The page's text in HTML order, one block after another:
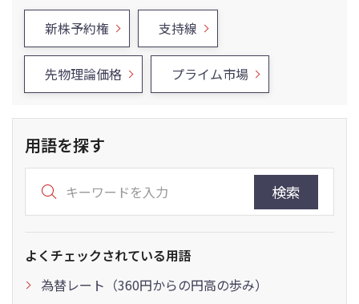
新株予約権 支持線
先物理論価格 プライム市場
用語を探す
検索
よくチェックされている用語
為替レート（360円からの円高の歩み）